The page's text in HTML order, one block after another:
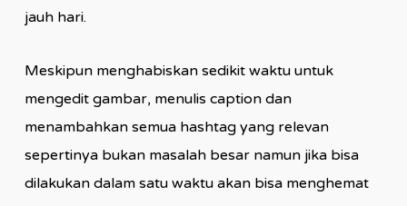
jauh hari.
Meskipun menghabiskan sedikit waktu untuk
mengedit gambar, menulis caption dan
menambahkan semua hashtag yang relevan
sepertinya bukan masalah besar namun jika bisa
dilakukan dalam satu waktu akan bisa menghemat